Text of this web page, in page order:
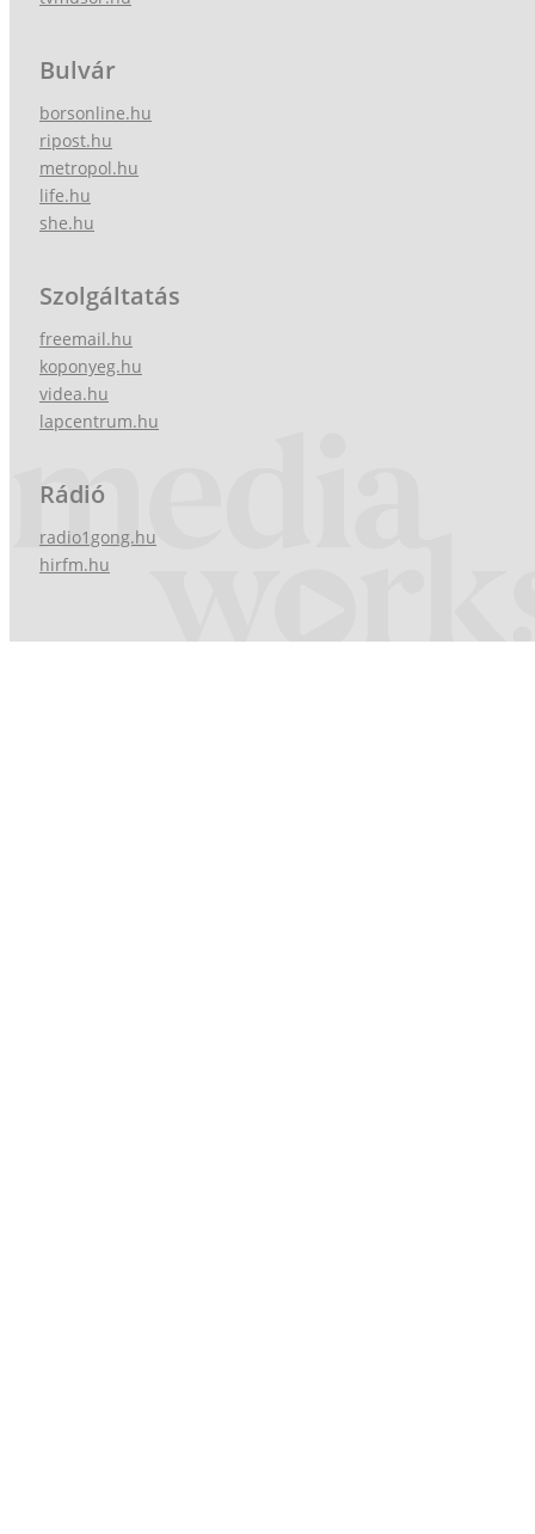
Bulvár
borsonline.hu
ripost.hu
metropol.hu
life.hu
she.hu
Szolgáltatás
freemail.hu
koponyeg.hu
videa.hu
lapcentrum.hu
Rádió
radio1gong.hu
hirfm.hu